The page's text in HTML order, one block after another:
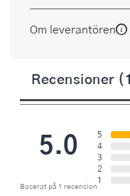
Om leverantören
Recensioner
5.0
Baserat på 1 recension
5
4
3
2
1